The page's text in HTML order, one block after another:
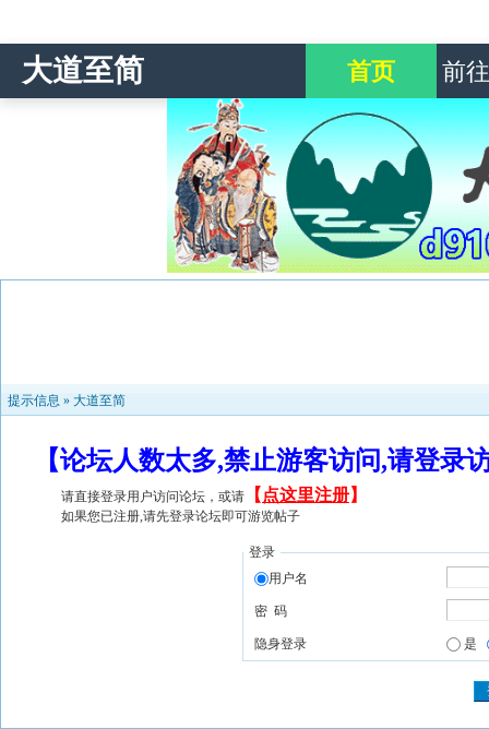
大道至简 首页 前
提示信息 » 大道至简
【论坛人数太多,禁止游客访问,请登
请直接登录用户访问论坛，或请 【 点这里注册】
如果您已注册,请先登录论坛即可游览帖子
登录
用户名
密 码
隐身登录 是